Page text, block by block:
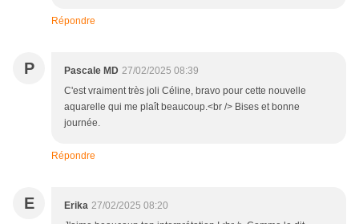
Répondre
P Pascale MD 27/02/2025 08:39
C'est vraiment très joli Céline, bravo pour cette nouvelle
aquarelle qui me plaît beaucoup.<br /> Bises et bonne
journée.
Répondre
E Erika 27/02/2025 08:20